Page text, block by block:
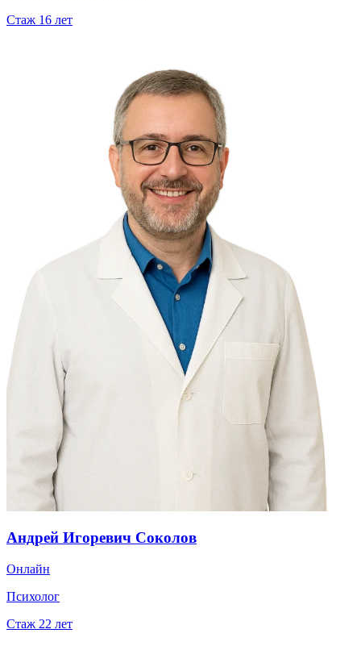
Стаж 16 лет
Андрей Игоревич Соколов
Онлайн
Психолог
Стаж 22 лет